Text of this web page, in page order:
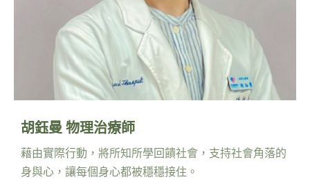
胡鈺曼 物理治療師
藉由實際行動，將所知所學回饋社會，支持社會角落的
身與心，讓每個身心都被穩穩接住。